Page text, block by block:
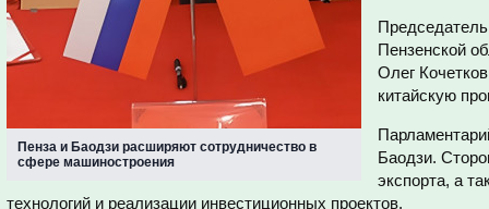
Пенза и Баодзи расширяют сотрудничество в
сфере машиностроения
Пензенской
Олег
китайскую
Баодзи.
экспорта, а
технологий и реализации инвестиционных проектов.